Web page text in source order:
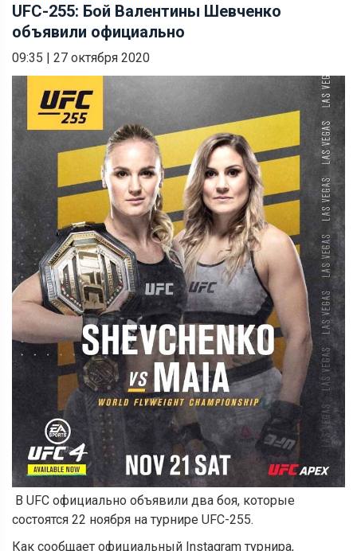
UFC-255: Бой Валентины Шевченко
объявили официально
09:35 | 27 октября 2020
В UFC официально объявили два боя, которые
состоятся 22 ноября на турнире UFC-255.
Как сообщает официальный Instagram турнира,